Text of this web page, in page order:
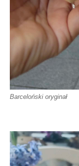
Barceloński oryginał